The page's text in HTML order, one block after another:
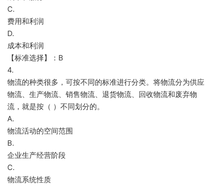
C.
费用和利润
D.
成本和利润
【标准选择】：B
4.
物流的种类很多，可按不同的标准进行分类。将物流分为供应
物流、生产物流、销售物流、退货物流、回收物流和废弃物
流，就是按（ ）不同划分的。
A.
物流活动的空间范围
B.
企业生产经营阶段
C.
物流系统性质